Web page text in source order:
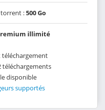
:500 Go
illimité
téléchargements
disponible
supportés